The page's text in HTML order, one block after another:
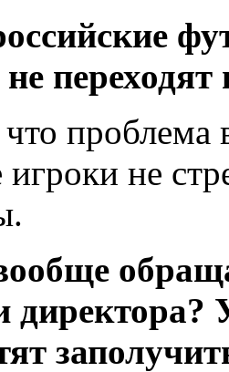
не
проблема
не
директора?